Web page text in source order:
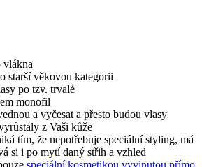
vlákna
starší věkovou kategorii
po tzv. trvalé
monofil
a vyčesat a přesto budou vlasy
z Vaši kůže
tím, že nepotřebuje speciální styling, má
si i po mytí daný střih a vzhled